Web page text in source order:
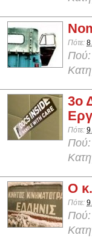
Πότε: 8
Πού:
3ο
Πότε: 9
Πού:
Ο
Πότε: 9
Πού: